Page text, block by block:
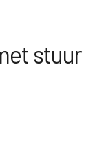
stuur